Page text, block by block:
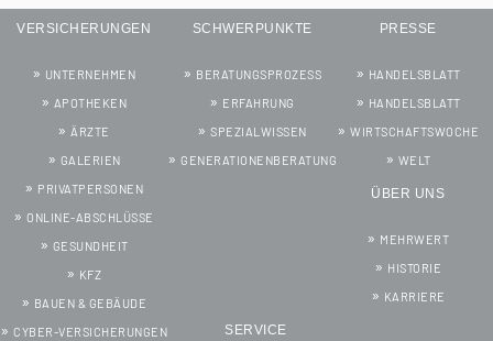
VERSICHERUNGEN
UNTERNEHMEN
APOTHEKEN
ÄRZTE
GALERIEN
PRIVATPERSONEN
ONLINE-ABSCHLÜSSE
GESUNDHEIT
KFZ
BAUEN & GEBÄUDE
CYBER-VERSICHERUNGEN
SCHWERPUNKTE
BERATUNGSPROZESS
ERFAHRUNG
SPEZIALWISSEN
GENERATIONENBERATUNG
PRESSE
HANDELSBLATT
HANDELSBLATT
WIRTSCHAFTSWOCHE
WELT
ÜBER UNS
MEHRWERT
HISTORIE
KARRIERE
SERVICE